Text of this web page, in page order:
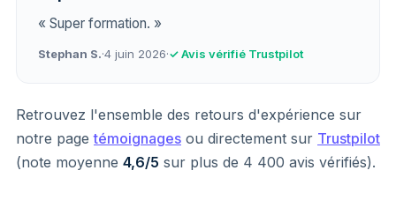
« Super formation. »
Stephan S.·4 juin 2026·✓ Avis vérifié Trustpilot
Retrouvez l'ensemble des retours d'expérience sur
notre pagetémoignages ou directement sur Trustpilot
(note moyenne 4,6/5 sur plus de 4 400 avis vérifiés).